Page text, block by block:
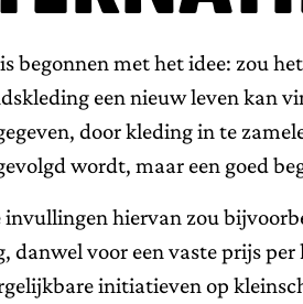
begonnen met het idee: zou
een nieuw leven kan
door kleding in te
wordt, maar een goed
invullingen hiervan zou
danwel voor een vaste prijs
initiatieven op